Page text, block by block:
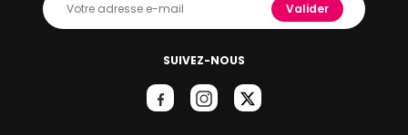
SUIVEZ-NOUS
Valider